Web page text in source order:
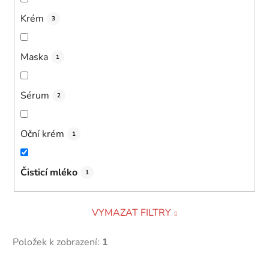
Krém 3
Maska 1
Sérum 2
Oční krém 1
Čisticí mléko 1
VYMAZAT FILTRY
Položek k zobrazení: 1